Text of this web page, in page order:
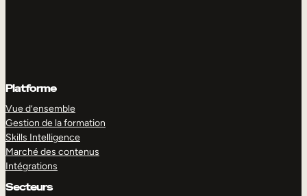
Platforme
Vue d’ensemble
Gestion de la formation
Skills Intelligence
Marché des contenus
Intégrations
Secteurs